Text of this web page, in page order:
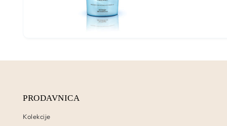
PRODAVNICA
Kolekcije